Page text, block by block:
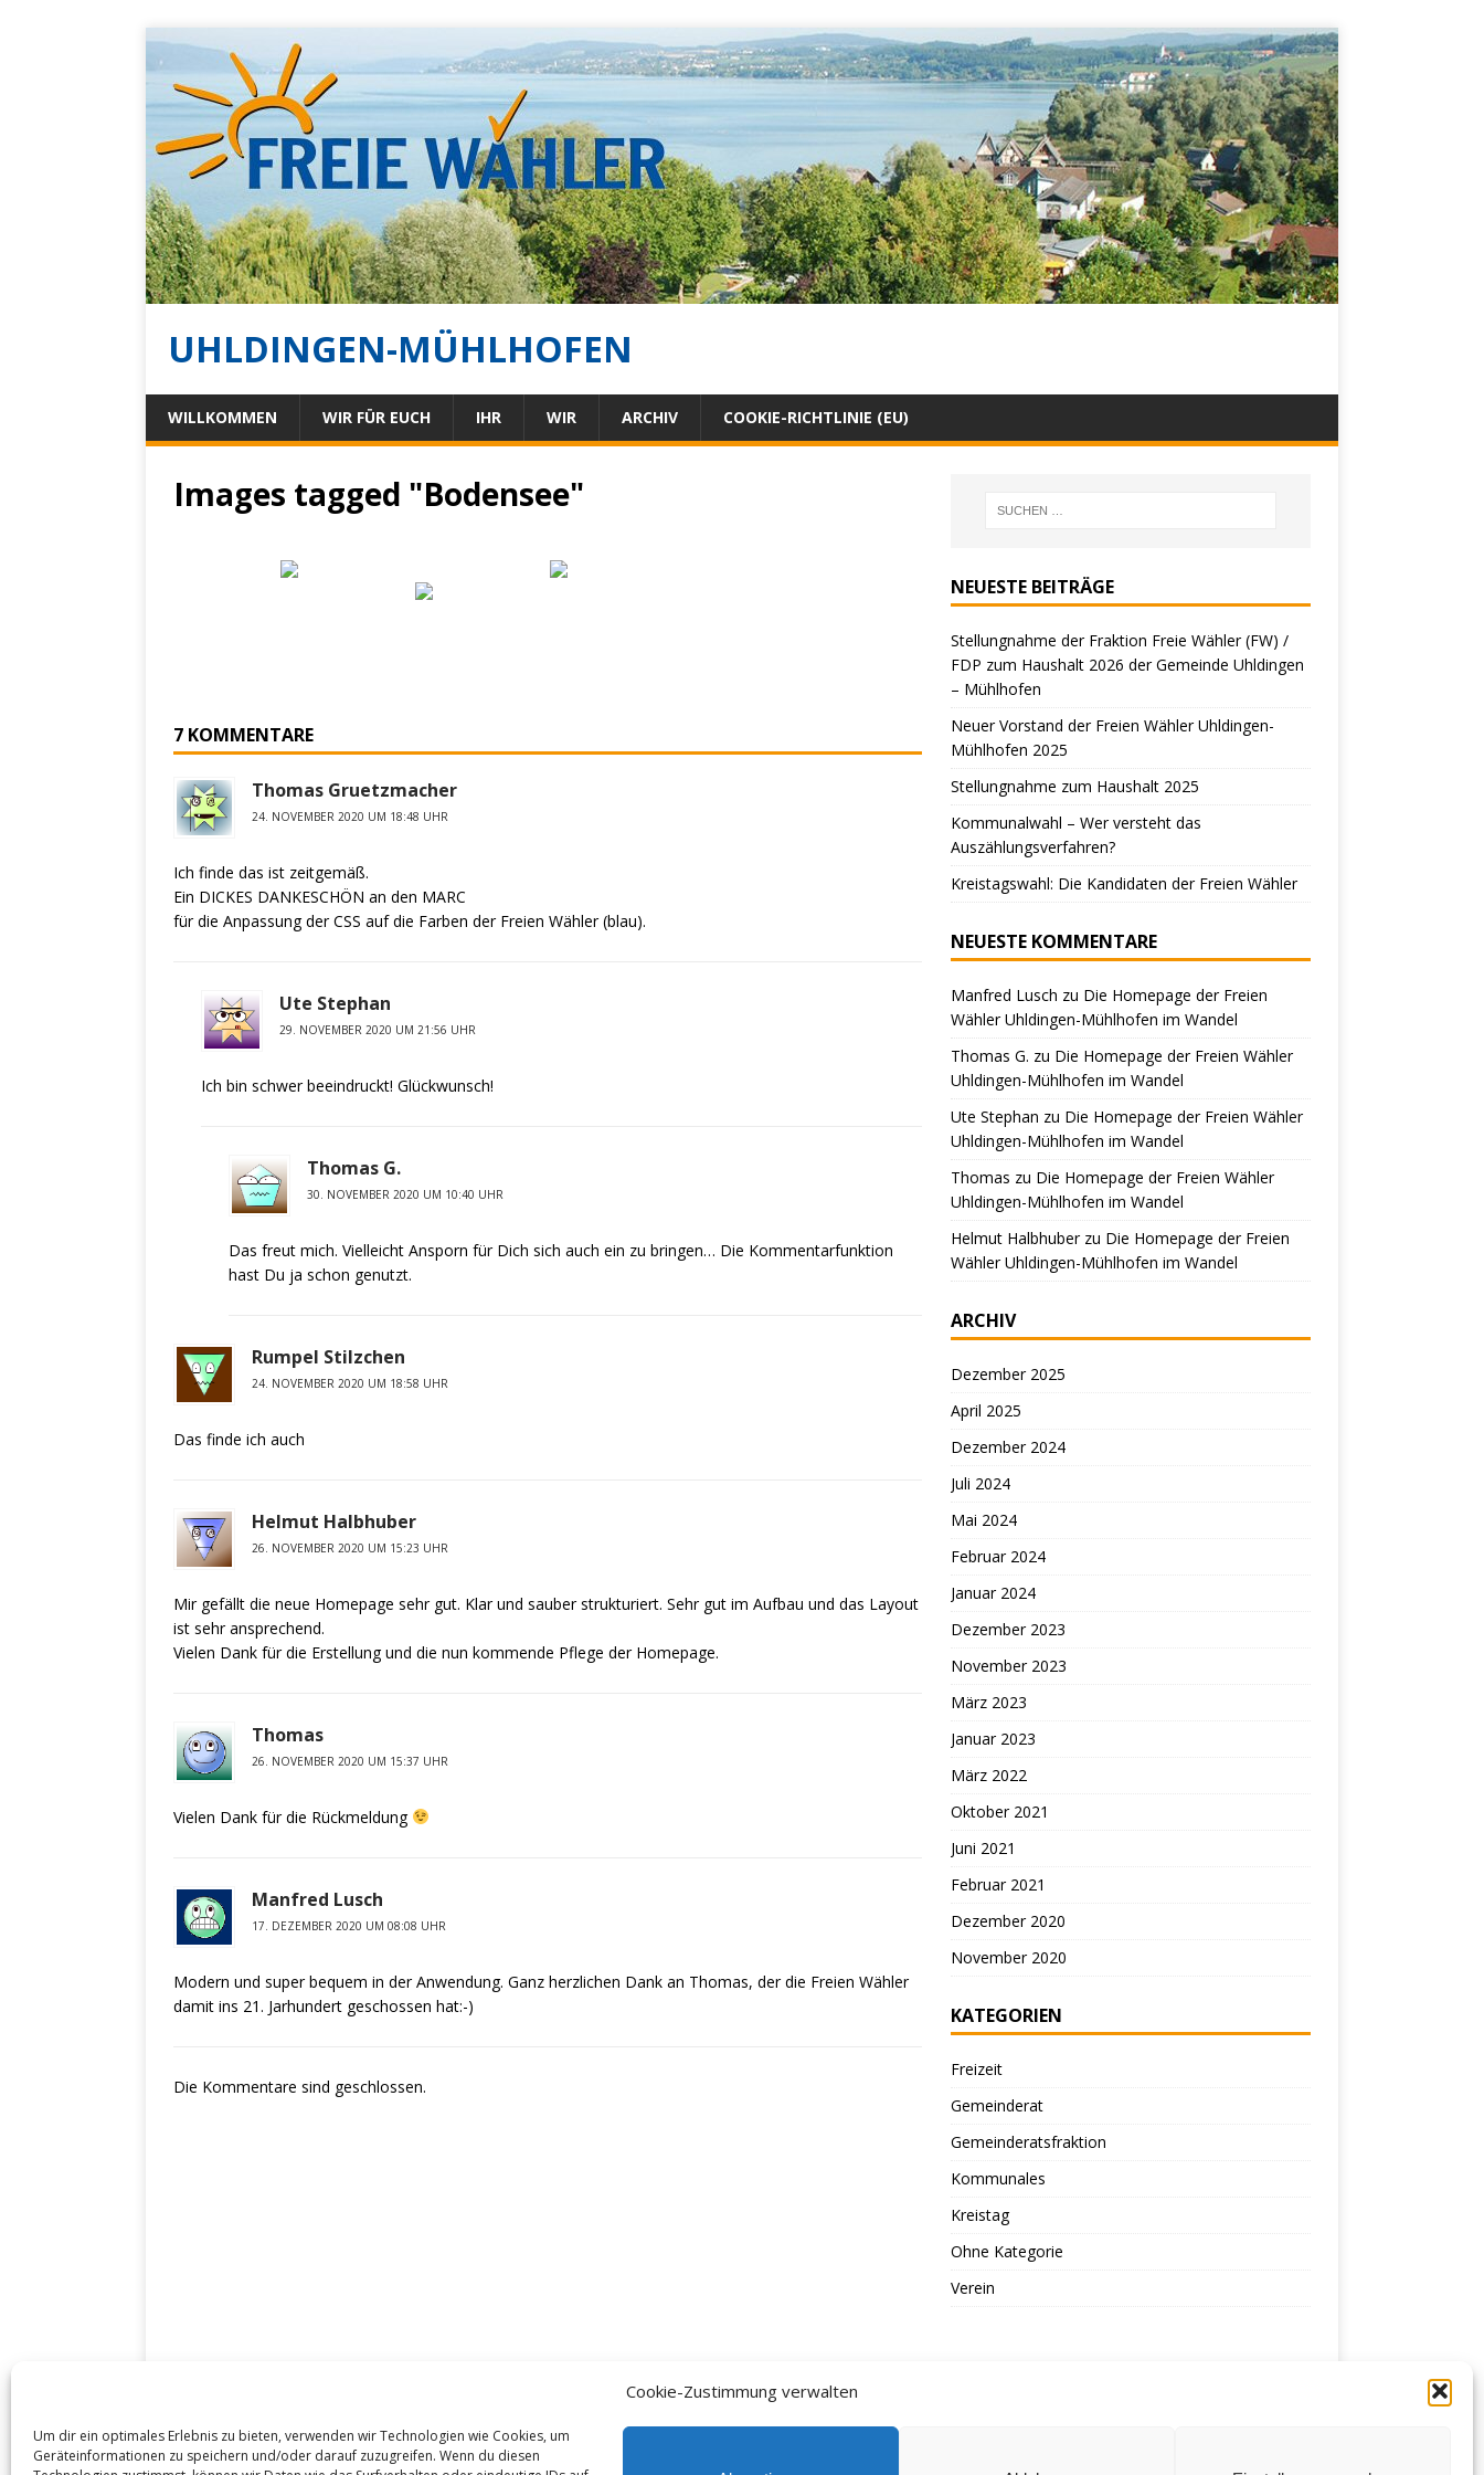
Cookie-Zustimmung verwalten
Um dir ein optimales Erlebnis zu bieten, verwenden wir Technologien wie Cookies, um
Geräteinformationen zu speichern und/oder darauf zuzugreifen. Wenn du diesen
UHLDINGEN-MÜHLHOFEN
WILLKOMMEN WIR FÜR EUCH IHR WIR ARCHIV COOKIE-RICHTLINIE (EU)
Images tagged "Bodensee"
7 KOMMENTARE
Thomas Gruetzmacher
24. NOVEMBER 2020 UM 18:48 UHR
Ich finde das ist zeitgemäß.
Ein DICKES DANKESCHÖN an den MARC
für die Anpassung der CSS auf die Farben der Freien Wähler (blau).
Ute Stephan
29. NOVEMBER 2020 UM 21:56 UHR
Ich bin schwer beeindruckt! Glückwunsch!
Thomas G.
30. NOVEMBER 2020 UM 10:40 UHR
Das freut mich. Vielleicht Ansporn für Dich sich auch ein zu bringen… Die Kommentarfunktion
hast Du ja schon genutzt.
Rumpel Stilzchen
24. NOVEMBER 2020 UM 18:58 UHR
Das finde ich auch
Helmut Halbhuber
26. NOVEMBER 2020 UM 15:23 UHR
Mir gefällt die neue Homepage sehr gut. Klar und sauber strukturiert. Sehr gut im Aufbau und das Layout
ist sehr ansprechend.
Vielen Dank für die Erstellung und die nun kommende Pflege der Homepage.
Thomas
26. NOVEMBER 2020 UM 15:37 UHR
Vielen Dank für die Rückmeldung
Manfred Lusch
17. DEZEMBER 2020 UM 08:08 UHR
Modern und super bequem in der Anwendung. Ganz herzlichen Dank an Thomas, der die Freien Wähler
damit ins 21. Jarhundert geschossen hat:-)
Die Kommentare sind geschlossen.
NEUESTE BEITRÄGE
Stellungnahme der Fraktion Freie Wähler (FW) /
FDP zum Haushalt 2026 der Gemeinde Uhldingen
– Mühlhofen
Neuer Vorstand der Freien Wähler Uhldingen-
Mühlhofen 2025
Stellungnahme zum Haushalt 2025
Kommunalwahl – Wer versteht das
Auszählungsverfahren?
Kreistagswahl: Die Kandidaten der Freien Wähler
NEUESTE KOMMENTARE
Manfred Lusch zu Die Homepage der Freien
Wähler Uhldingen-Mühlhofen im Wandel
Thomas G. zu Die Homepage der Freien Wähler
Uhldingen-Mühlhofen im Wandel
Ute Stephan zu Die Homepage der Freien Wähler
Uhldingen-Mühlhofen im Wandel
Thomas zu Die Homepage der Freien Wähler
Uhldingen-Mühlhofen im Wandel
Helmut Halbhuberzu Die Homepage der Freien
Wähler Uhldingen-Mühlhofen im Wandel
ARCHIV
Dezember 2025
April 2025
Dezember 2024
Juli 2024
Mai 2024
Februar 2024
Januar 2024
Dezember 2023
November 2023
März 2023
Januar 2023
März 2022
Oktober 2021
Juni 2021
Februar 2021
Dezember 2020
November 2020
KATEGORIEN
Freizeit
Gemeinderat
Gemeinderatsfraktion
Kommunales
Kreistag
Ohne Kategorie
Verein
Cookie-Richtlinie (EU)